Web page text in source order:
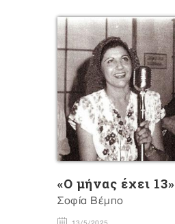
«Ο μήνας έχει 13»
Σοφία Βέμπο